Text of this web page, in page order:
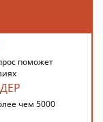
поможет
чем 5000